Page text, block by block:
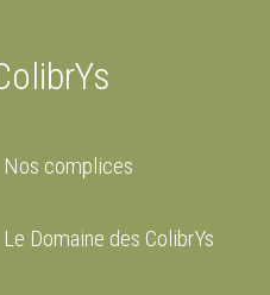
Nos complices
Le Domaine des ColibrYs